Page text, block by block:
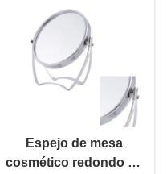
Espejo de mesa
cosmético redondo de